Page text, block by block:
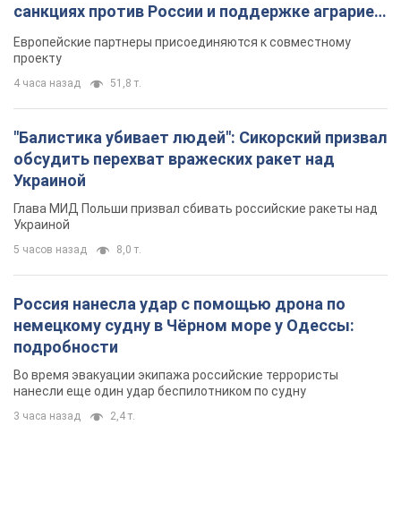
санкциях против России и поддержке аграриев.
Видео
Европейские партнеры присоединяются к совместному
проекту
4 часа назад 51,8 т.
"Балистика убивает людей": Сикорский призвал
обсудить перехват вражеских ракет над
Украиной
Глава МИД Польши призвал сбивать российские ракеты над
Украиной
5 часов назад 8,0 т.
Россия нанесла удар с помощью дрона по
немецкому судну в Чёрном море у Одессы:
подробности
Во время эвакуации экипажа российские террористы
нанесли еще один удар беспилотником по судну
3 часа назад 2,4 т.